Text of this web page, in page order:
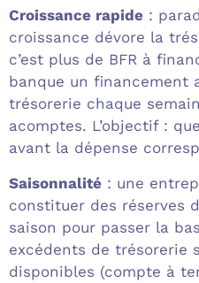
Croissance rapide :
croissance dévore la
c’est plus de BFR à
banque un financement
trésorerie chaque
acomptes. L’objectif :
avant la dépense
Saisonnalité : une
constituer des réserves
saison pour passer la
excédents de trésorerie
disponibles (compte à